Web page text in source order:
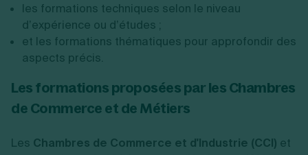
les formations techniques selon le niveau
d’expérience ou d’études ;
et les formations thématiques pour approfondir des
aspects précis.
Les formations proposées par les Chambres
de Commerce et de Métiers
Les Chambres de Commerce et d'Industrie (CCI) et